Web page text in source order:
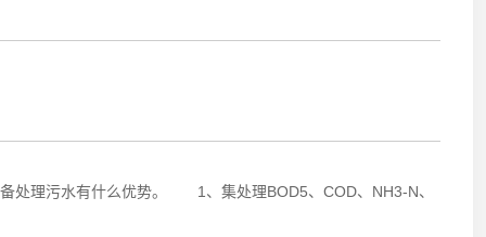
处理污水有什么优势。 1、集处理BOD5、COD、NH3-N、